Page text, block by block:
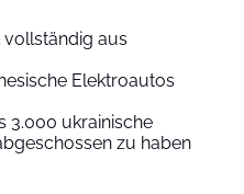
vollständig aus
Elektroautos
3.000 ukrainische
zu haben